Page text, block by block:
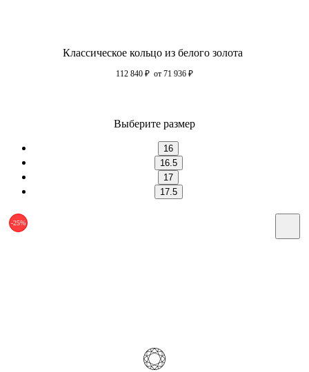
Классическое кольцо из белого золота
112 840 ₽ от 71 936 ₽
Выберите размер
16
16.5
17
17.5
-25%